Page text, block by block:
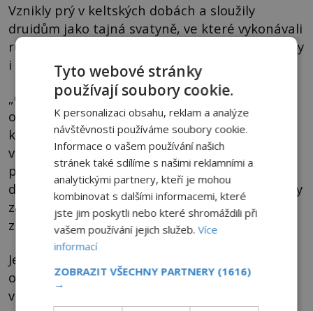
Vznikly prý v keltských dobách a sloužily
druidům jako tajná svatyně, ve které vykonávali
různé rituály často spojené se zvířecími a někdy
i lidskými oběťmi!
„Gilmerton je situován na vysokém hřebeni
označeném megality s výhledem na Cramond,
který byl místem nejstaršího lidského osídlení
ve Skotsku a kde později stávala římská
pevnost,“ vysvětluje Spalding. Když se čas
druidů nachýlil ke konci, byly podle něj prostory
záměrně zasypány, aby nedošlo k jejich
znesvěcení.
Jenže lidé nakonec podzemní město znovu
objevili. Možná to byl právě až Paterson, který
v 18. století vytěžil suť a začal nově vzniklý
Tyto webové stránky
používají soubory cookie.
K personalizaci obsahu, reklam a analýze
návštěvnosti používáme soubory cookie.
Informace o vašem používání našich
stránek také sdílíme s našimi reklamními a
analytickými partnery, kteří je mohou
kombinovat s dalšími informacemi, které
jste jim poskytli nebo které shromáždili při
vašem používání jejich služeb.Více
informací
ZOBRAZIT VŠECHNY PARTNERY (1616)
→